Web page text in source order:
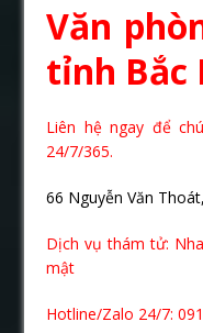
Văn
tỉnh Bắc
Liên hệ ngay để
24/7/365.
66 Nguyễn Văn
Dịch vụ thám tử:
mật
Hotline/Zalo 24/7: